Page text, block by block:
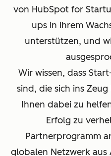
von HubSpot for
ups in ihrem
unterstützen, und
Wir wissen, dass
sind, die sich ins
Ihnen dabei zu
Erfolg zu
Partnerprogramm
globalen Netzwerk aus